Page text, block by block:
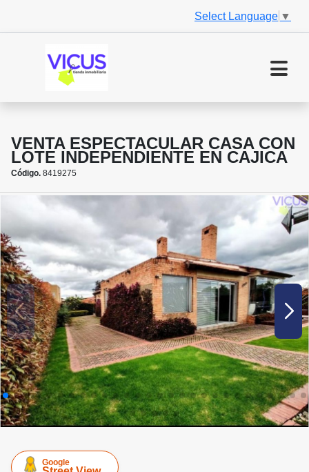
Select Language ▼
VENTA ESPECTACULAR CASA CON
LOTE INDEPENDIENTE EN CAJICA
Código. 8419275
Google